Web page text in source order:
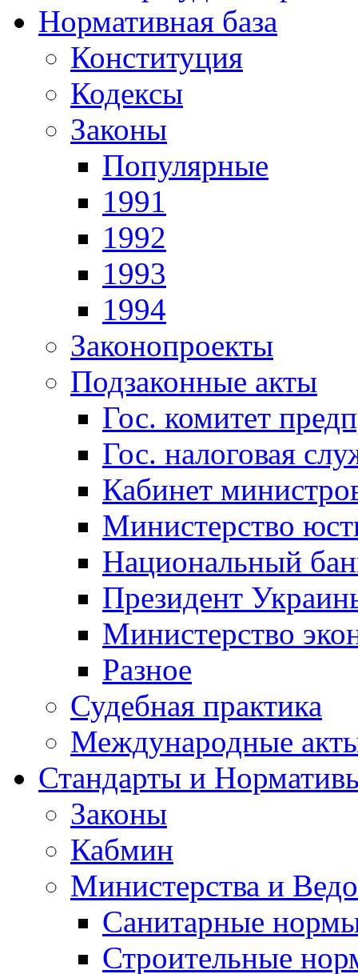
Нормативная база
Конституция
Кодексы
Законы
Популярные
1991
1992
1993
1994
Законопроекты
Подзаконные акты
Гос. комитет
Гос. налоговая
Кабинет
Министерство
Национальный
Президент
Министерство
Разное
Судебная практика
Международные
Стандарты и
Законы
Кабмин
Министерства и
Санитарные
Строительные